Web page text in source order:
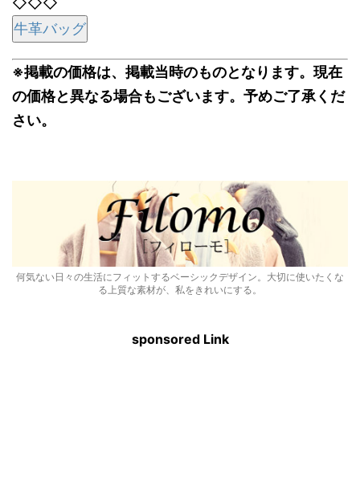
牛革バッグ
※掲載の価格は、掲載当時のものとなります。現在
の価格と異なる場合もございます。予めご了承くだ
さい。
何気ない日々の生活にフィットするベーシックデザイン。大切に使いたくな
る上質な素材が、私をきれいにする。
sponsored Link